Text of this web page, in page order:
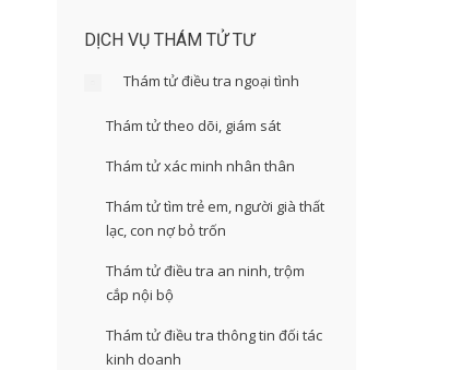
DỊCH VỤ THÁM TỬ TƯ
Thám tử điều tra ngoại tình
Thám tử theo dõi, giám sát
Thám tử xác minh nhân thân
Thám tử tìm trẻ em, người già thất
lạc, con nợ bỏ trốn
Thám tử điều tra an ninh, trộm
cắp nội bộ
Thám tử điều tra thông tin đối tác
kinh doanh